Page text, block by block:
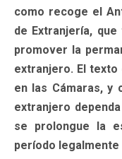
como recoge el
de Extranjería,
promover la
extranjero. El
en las Cámaras, y
extranjero
se prolongue la
período legalmente